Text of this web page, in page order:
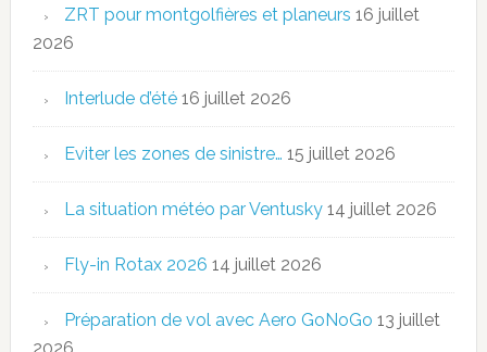
ZRT pour montgolfières et planeurs 16 juillet
2026
Interlude d’été 16 juillet 2026
Eviter les zones de sinistre… 15 juillet 2026
La situation météo par Ventusky 14 juillet 2026
Fly-in Rotax 2026 14 juillet 2026
Préparation de vol avec Aero GoNoGo 13 juillet